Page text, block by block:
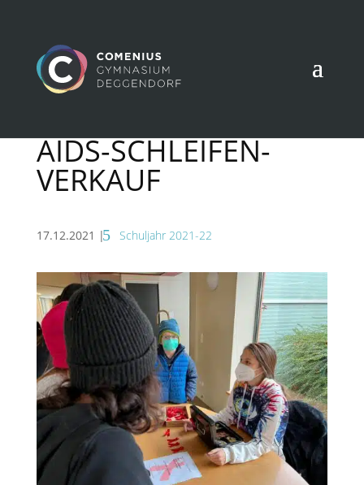
AIDS-SCHLEIFEN-
VERKAUF
17.12.2021 | Schuljahr 2021-22